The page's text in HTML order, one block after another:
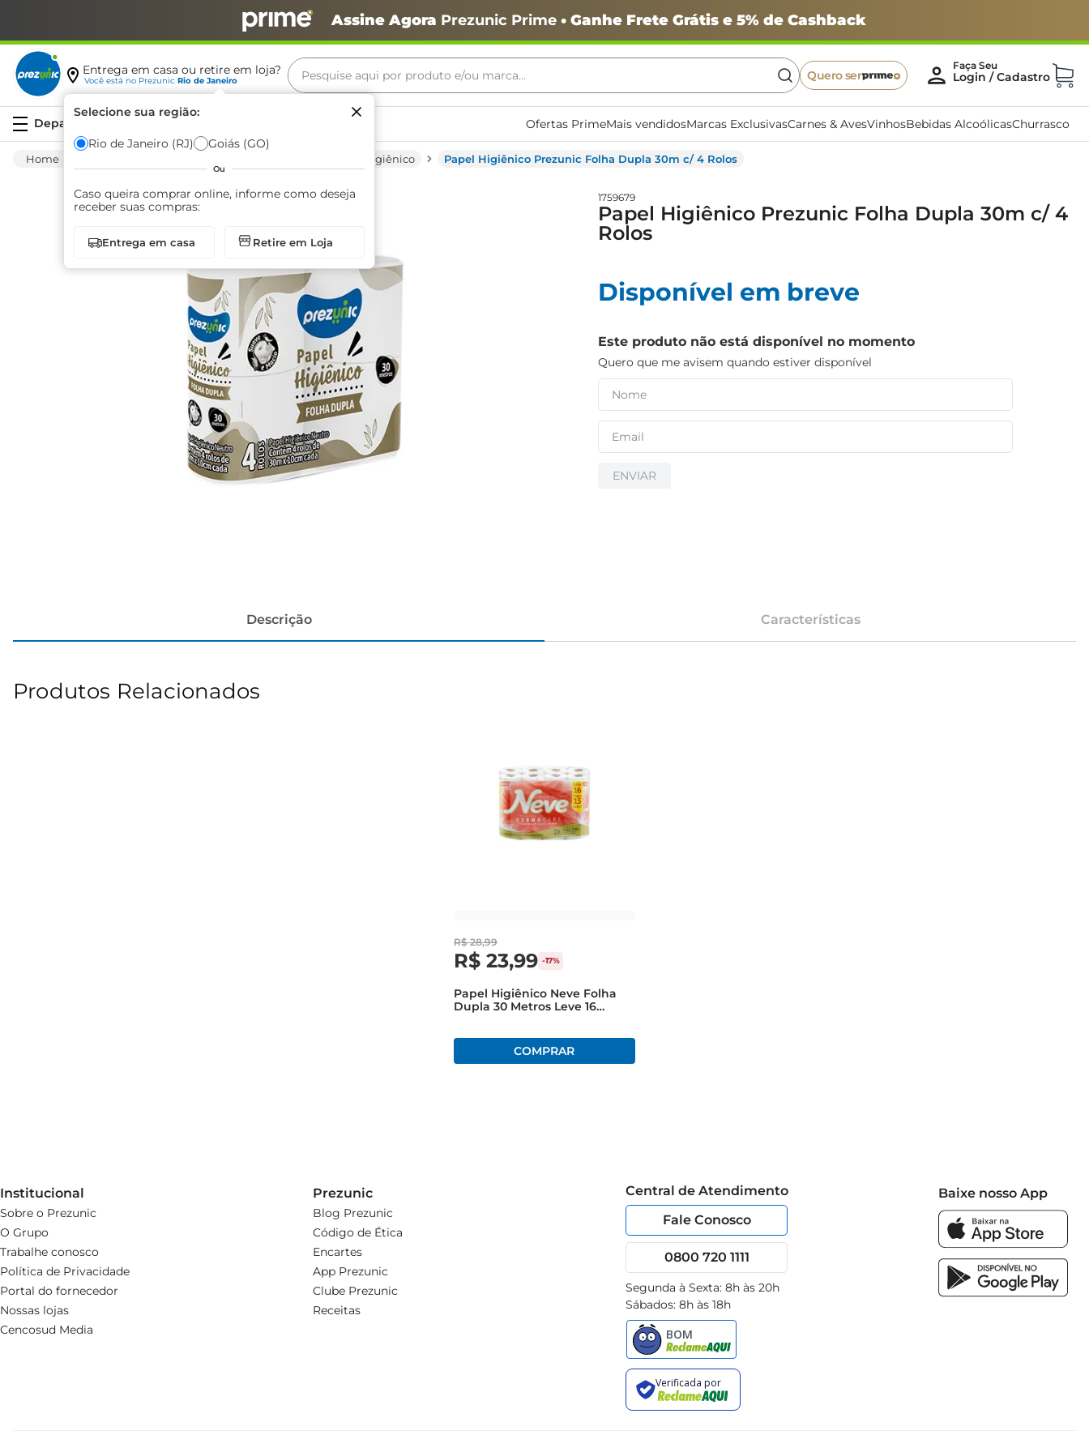
Assine Agora Prezunic Prime• Ganhe Frete Grátis e 5% de Cashback
Entrega em casa ou retire em loja?
Você está no Prezunic Rio de Janeiro
Selecione sua região:
Rio de Janeiro (RJ) Goiás (GO)
Ou
Caso queira comprar online, informe como deseja
receber suas compras:
Entrega em casa Retire em Loja
Pesquise aqui por produto e/ou marca...
Quero ser
Ofertas PrimeMais vendidosMarcas ExclusivasCarnes & AvesVinhosBebidas AlcoólicasChurrasco
Papel Higiênico Papel Higiênico Prezunic Folha Dupla 30m c/ 4 Rolos
1759679
Papel Higiênico Prezunic Folha Dupla 30m c/ 4
Rolos
Disponível em breve
Este produto não está disponível no momento
Quero que me avisem quando estiver disponível
ENVIAR
Descrição Características
Produtos Relacionados
R$ 28,99
R$ 23,99 -17%
Papel Higiênico Neve Folha
Dupla 30 Metros Leve 16
Institucional
Sobre o Prezunic
O Grupo
Trabalhe conosco
Política de Privacidade
Portal do fornecedor
Nossas lojas
Cencosud Media
Prezunic
Blog Prezunic
Código de Ética
Encartes
App Prezunic
Clube Prezunic
Receitas
Central de Atendimento
Fale Conosco
0800 720 1111
Segunda à Sexta: 8h às 20h
Sábados: 8h às 18h
Baixe nosso App
Termos mais buscados
café
biscoito
arroz
iogurte
papel higiênico
cerveja